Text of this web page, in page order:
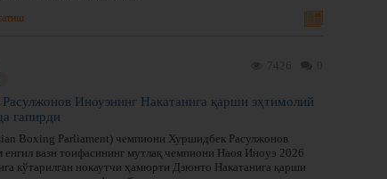
Иноуэнинг Накатанига қарши эҳтимолий
гапирди
Boxing Parliament) чемпиони Хуршидбек Расулжонов
енгил вазн тоифасининг мутлақ чемпиони Наоя Иноуэ 2026
кўтарилган нокаутчи ҳамюрти Дзюнто Накатанига қарши